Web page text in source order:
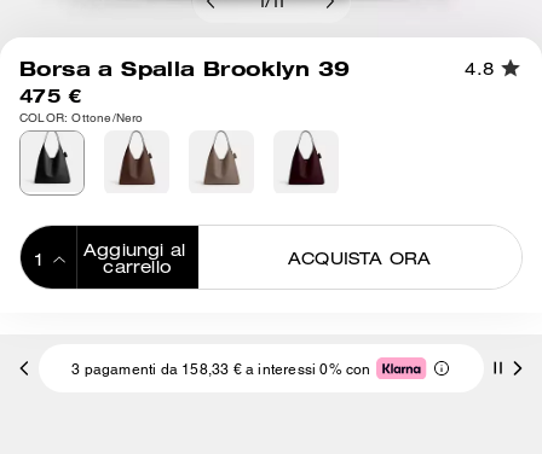
1/11
Borsa a Spalla Brooklyn 39 4.8
475 €
COLOR: Ottone/Nero
Aggiungi al
carrello
ACQUISTA ORA
3 pagamenti da 158,33 € a interessi 0% con